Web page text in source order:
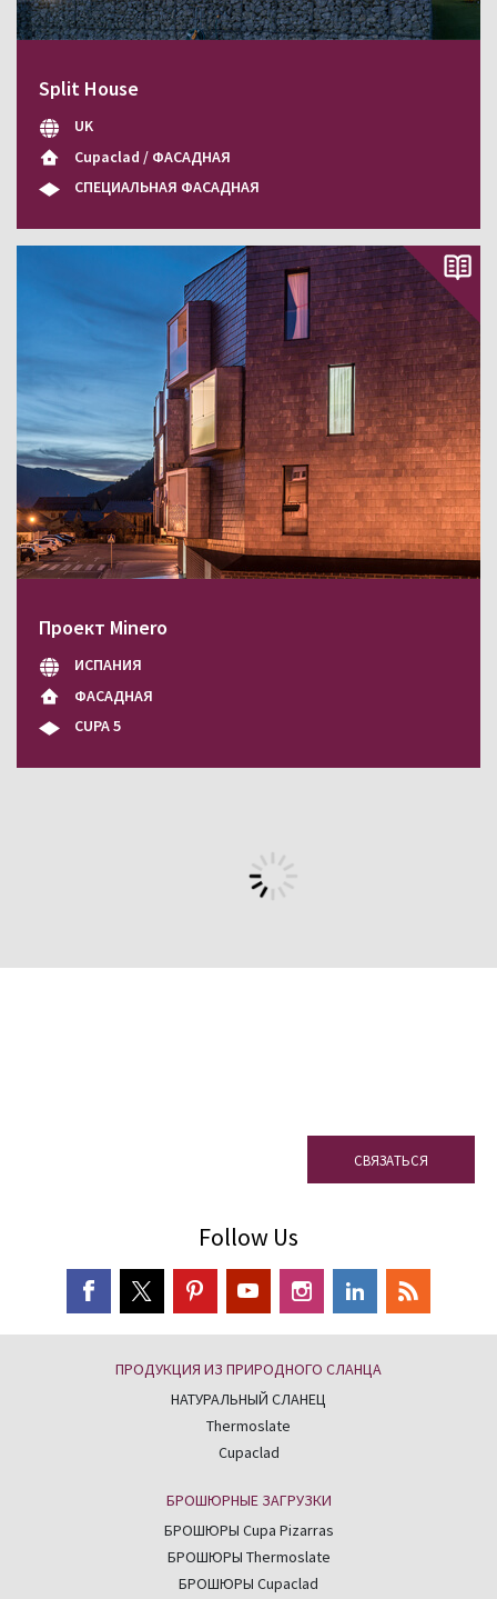
Split House
UK
Cupaclad / ФАСАДНАЯ
СПЕЦИАЛЬНАЯ ФАСАДНАЯ
Проект Minero
ИСПАНИЯ
ФАСАДНАЯ
CUPA 5
Cladding / Cupaclad
CUPACLAD